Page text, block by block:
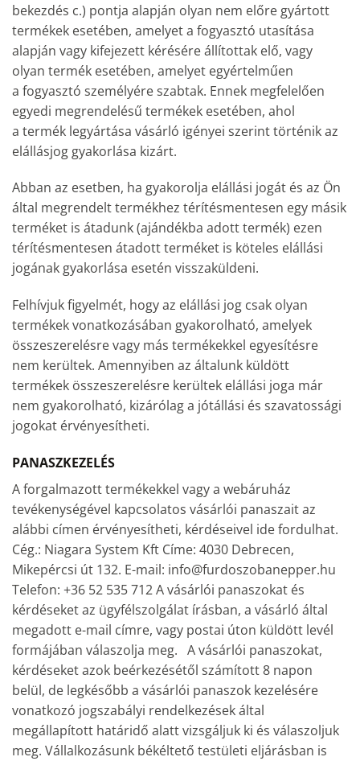
bekezdés c.) pontja alapján olyan nem előre gyártott
termékek esetében, amelyet a fogyasztó utasítása
alapján vagy kifejezett kérésére állítottak elő, vagy
olyan termék esetében, amelyet egyértelműen
a fogyasztó személyére szabtak. Ennek megfelelően
egyedi megrendelésű termékek esetében, ahol
a termék legyártása vásárló igényei szerint történik az
elállásjog gyakorlása kizárt.
Abban az esetben, ha gyakorolja elállási jogát és az Ön
által megrendelt termékhez térítésmentesen egy másik
terméket is átadunk (ajándékba adott termék) ezen
térítésmentesen átadott terméket is köteles elállási
jogának gyakorlása esetén visszaküldeni.
Felhívjuk figyelmét, hogy az elállási jog csak olyan
termékek vonatkozásában gyakorolható, amelyek
összeszerelésre vagy más termékekkel egyesítésre
nem kerültek. Amennyiben az általunk küldött
termékek összeszerelésre kerültek elállási joga már
nem gyakorolható, kizárólag a jótállási és szavatossági
jogokat érvényesítheti.
PANASZKEZELÉS
A forgalmazott termékekkel vagy a webáruház
tevékenységével kapcsolatos vásárlói panaszait az
alábbi címen érvényesítheti, kérdéseivel ide fordulhat.
Cég.: Niagara System Kft Címe: 4030 Debrecen,
Mikepércsi út 132. E-mail: info@furdoszobanepper.hu
Telefon: +36 52 535 712 A vásárlói panaszokat és
kérdéseket az ügyfélszolgálat írásban, a vásárló által
megadott e-mail címre, vagy postai úton küldött levél
formájában válaszolja meg. A vásárlói panaszokat,
kérdéseket azok beérkezésétől számított 8 napon
belül, de legkésőbb a vásárlói panaszok kezelésére
vonatkozó jogszabályi rendelkezések által
megállapított határidő alatt vizsgáljuk ki és válaszoljuk
meg. Vállalkozásunk békéltető testületi eljárásban is